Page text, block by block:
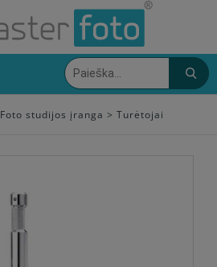
Foto studijos įranga > Turėtojai